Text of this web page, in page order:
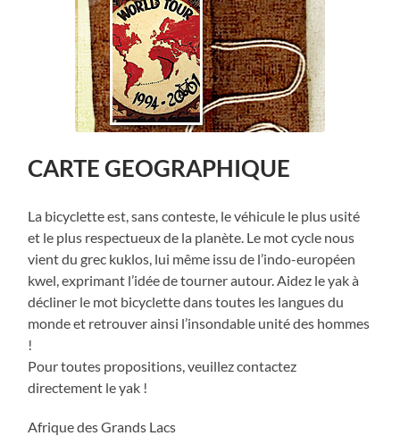
CARTE GEOGRAPHIQUE
La bicyclette est, sans conteste, le véhicule le plus usité
et le plus respectueux de la planète. Le mot cycle nous
vient du grec kuklos, lui même issu de l’indo-européen
kwel, exprimant l’idée de tourner autour. Aidez le yak à
décliner le mot bicyclette dans toutes les langues du
monde et retrouver ainsi l’insondable unité des hommes
!
Pour toutes propositions, veuillez contactez
directement le yak !
Afrique des Grands Lacs